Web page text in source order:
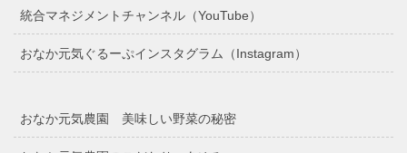
統合マネジメントチャンネル（YouTube）
おなか元気ぐるーぷインスタグラム（Instagram）
おなか元気農園 美味しい野菜の秘密